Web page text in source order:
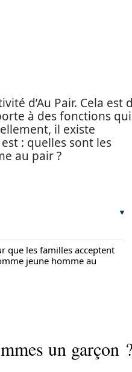
d’Au Pair. Cela est
à des fonctions qui
il existe
: quelles sont les
au pair ?
que les familles acceptent
jeune homme au
un garçon